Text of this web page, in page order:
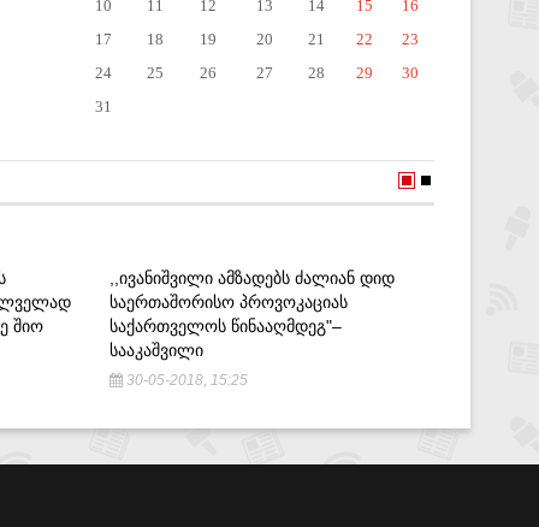
10
11 12 13 14 15
16
17
18 19 20 21 22
23
24
25 26 27 28 29
30
31
ᲨᲘᲝ
,,ᲘᲕᲐᲜᲘᲨᲕᲘᲚᲘ ᲐᲛᲖᲐᲓᲔᲑᲡ ᲫᲐᲚᲘᲐᲜ ᲓᲘᲓ
ᲡᲐᲔᲠᲗᲐᲨᲝᲠᲘᲡᲝ ᲞᲠᲝᲕᲝᲙᲐᲪᲘᲐᲡ
ᲡᲐᲥᲐᲠᲗᲕᲔᲚᲝᲡ ᲬᲘᲜᲐᲐᲦᲛᲓᲔᲒ"–
ᲡᲐᲐᲙᲐᲨᲕᲘᲚᲘ
30-05-2018, 15:25